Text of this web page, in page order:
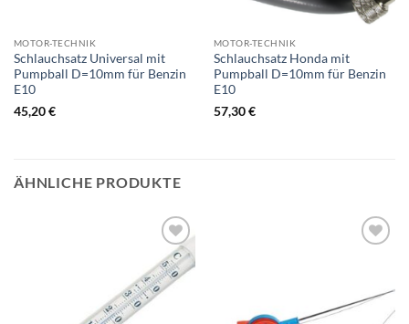
MOTOR-TECHNIK
Schlauchsatz Universal mit
Pumpball D=10mm für Benzin
E10
45,20€
MOTOR-TECHNIK
Schlauchsatz Honda mit
Pumpball D=10mm für Benzin
E10
57,30€
ÄHNLICHE PRODUKTE